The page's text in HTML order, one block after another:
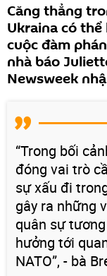
Căng thẳng
Ukraina có
cuộc đàm
nhà báo
Newsweek
“Trong bối
đóng vai trò
sự xấu đi
gây ra những
quân sự
hưởng tới
NATO”, - bà